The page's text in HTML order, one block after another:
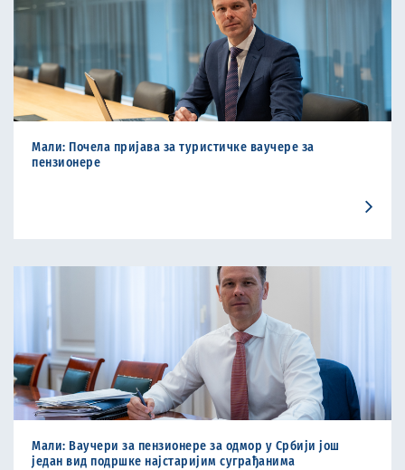
Мали: Почела пријава за туристичке ваучере за
пензиoнере
Мали: Ваучери за пензионере за одмор у Србији још
један вид подршке најстаријим суграђанима